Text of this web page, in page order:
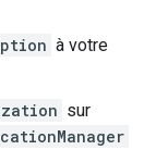
à votre
sur